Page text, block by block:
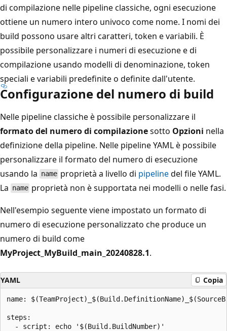
di compilazione nelle pipeline classiche, ogni esecuzione
ottiene un numero intero univoco come nome. I nomi dei
build possono usare altri caratteri, token e variabili. È
possibile personalizzare i numeri di esecuzione e di
compilazione usando modelli di denominazione, token
speciali e variabili predefinite o definite dall'utente.
Configurazione del numero di build
Nelle pipeline classiche è possibile personalizzare il
formato del numero di compilazionesotto Opzioni nella
definizione della pipeline. Nelle pipeline YAML è possibile
personalizzare il formato del numero di esecuzione
usando la name proprietà a livello di pipelinedel file YAML.
La name proprietà non è supportata nei modelli o nelle fasi.
Nell'esempio seguente viene impostato un formato di
numero di esecuzione personalizzato che produce un
numero di build come
MyProject_MyBuild_main_20240828.1.
YAML Copia
name:
steps: